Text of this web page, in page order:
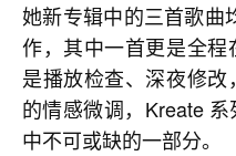
她新专辑中的三首歌曲
作，其中一首更是全
是播放检查、深夜修
的情感微调，Kreate
中不可或缺的一部分。